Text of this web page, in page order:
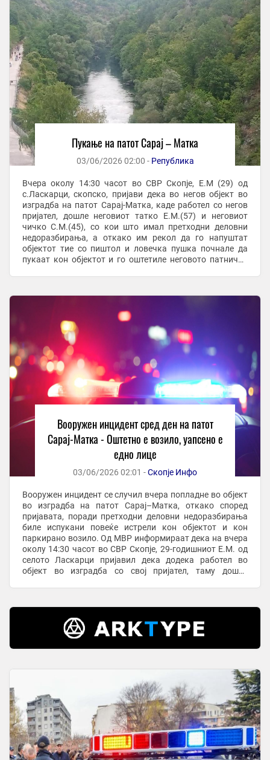
Пукање на патот Сарај – Матка
03/06/2026 02:00 - Република
Вчера околу 14:30 часот во СВР Скопје, Е.М (29) од
с.Ласкарци, скопско, пријави дека во негов објект во
изградба на патот Сарај-Матка, каде работел со негов
пријател, дошле неговиот татко Е.М.(57) и неговиот
чичко С.М.(45), со кои што имал претходни деловни
недоразбирања, а откако им рекол да го напуштат
објектот тие со пиштол и ловечка пушка почнале да
пукаат кон објектот и го оштетиле неговото патничко
Вооружен инцидент сред ден на патот
Сарај-Матка - Оштетно е возило, уапсено е
едно лице
03/06/2026 02:01 -Скопје Инфо
Вооружен инцидент се случил вчера попладне во објект
во изградба на патот Сарај–Матка, откако според
пријавата, поради претходни деловни недоразбирања
биле испукани повеќе истрели кон објектот и кон
паркирано возило. Од МВР информираат дека на вчера
околу 14:30 часот во СВР Скопје, 29-годишниот Е.М. од
селото Ласкарци пријавил дека додека работел во
објект во изградба со свој пријател, таму дошле